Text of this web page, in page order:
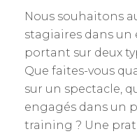
Nous souhaitons
stagiaires dans
portant sur deux
Que faites-vous
sur un spectacle,
engagés dans un
training ? Une